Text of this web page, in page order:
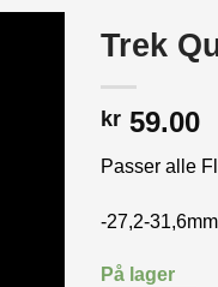
Trek
kr 59.00
Passer alle
-27,2-31,6mm
På lager